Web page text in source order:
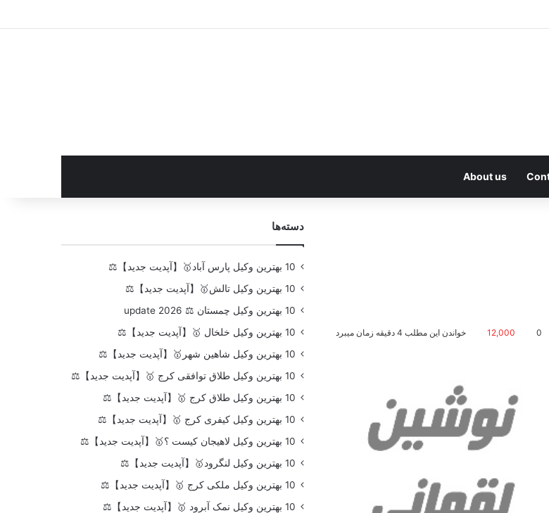
About us
0
12,000 خواندن این مطلب 4 دقیقه زمان میبرد
دسته‌ها
10 بهترین وکیل پارس آباد🥇【آپدیت جدید】⚖️
10 بهترین وکیل تالش🥇【آپدیت جدید】⚖️
10 بهترین وکیل چمستان ⚖️ update 2026
10 بهترین وکیل خلخال 🥇【آپدیت جدید】⚖️
10 بهترین وکیل شاهین شهر🥇【آپدیت جدید】⚖️
10 بهترین وکیل طلاق توافقی کرج 🥇【آپدیت جدید】⚖️
10 بهترین وکیل طلاق کرج 🥇【آپدیت جدید】⚖️
10 بهترین وکیل کیفری کرج 🥇【آپدیت جدید】⚖️
10 بهترین وکیل لاهیجان کیست ؟🥇【آپدیت جدید】⚖️
10 بهترین وکیل لنگرود🥇【آپدیت جدید】⚖️
10 بهترین وکیل ملکی کرج 🥇【آپدیت جدید】⚖️
10 بهترین وکیل نمک آبرود 🥇【آپدیت جدید】⚖️